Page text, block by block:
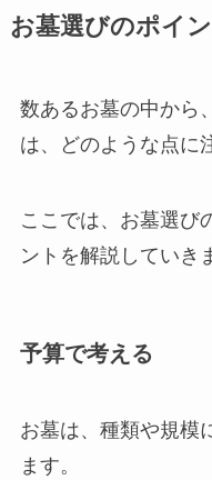
お墓選びのポイ
数あるお墓の中から
は、どのような点に
ここでは、お墓選び
ントを解説していき
予算で考える
お墓は、種類や規模
ます。